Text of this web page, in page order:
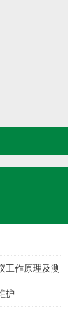
工作原理及测
护